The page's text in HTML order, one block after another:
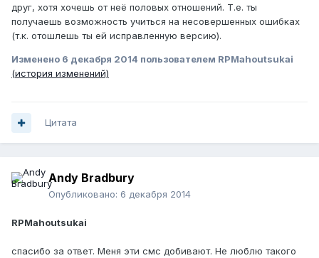
друг, хотя хочешь от неё половых отношений. Т.е. ты
получаешь возможность учиться на несовершенных ошибках
(т.к. отошлешь ты ей исправленную версию).
Изменено 6 декабря 2014 пользователем RPMahoutsukai
(история изменений)
Цитата
Andy Bradbury
Опубликовано: 6 декабря 2014
RPMahoutsukai
спасибо за ответ. Меня эти смс добивают. Не люблю такого